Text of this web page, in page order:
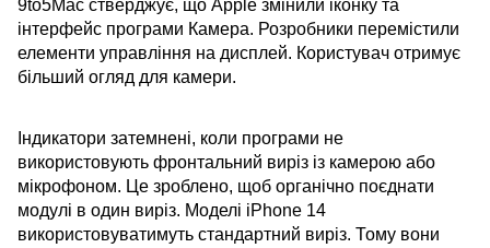
9to5Mac стверджує, що Apple змінили іконку та
інтерфейс програми Камера. Розробники перемістили
елементи управління на дисплей. Користувач отримує
більший огляд для камери.
Індикатори затемнені, коли програми не
використовують фронтальний виріз із камерою або
мікрофоном. Це зроблено, щоб органічно поєднати
модулі в один виріз. Моделі iPhone 14
використовуватимуть стандартний виріз. Тому вони